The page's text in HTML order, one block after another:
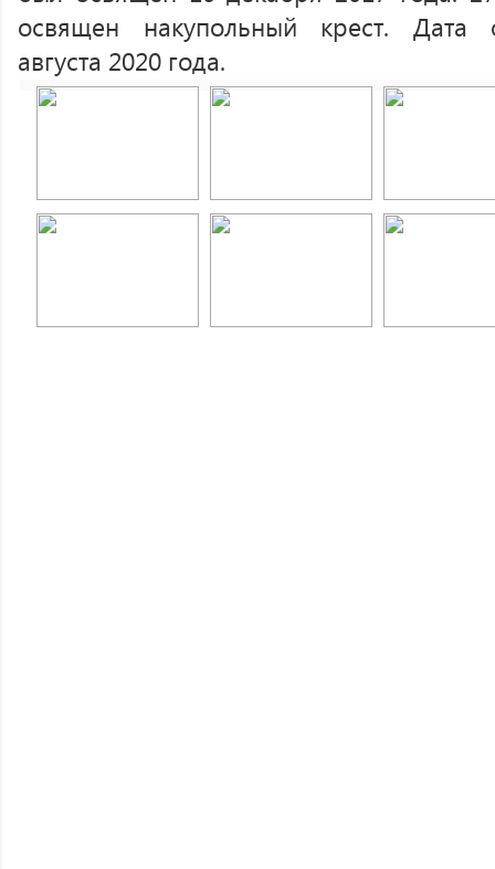
освящен накупольный крест.
августа 2020 года.